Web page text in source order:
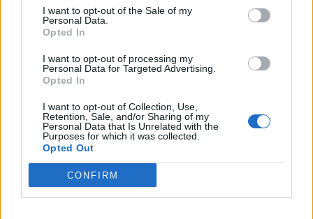
I want to opt-out of the Sale of my
Personal Data.
Opted In
I want to opt-out of processing my
Personal Data for Targeted Advertising.
Opted In
I want to opt-out of Collection, Use,
Retention, Sale, and/or Sharing of my
Personal Data that Is Unrelated with the
Purposes for which it was collected.
Opted Out
CONFIRM